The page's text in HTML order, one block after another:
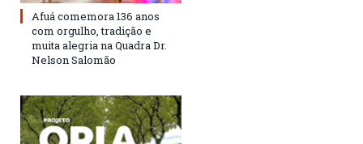
Afuá comemora 136 anos
com orgulho, tradição e
muita alegria na Quadra Dr.
Nelson Salomão